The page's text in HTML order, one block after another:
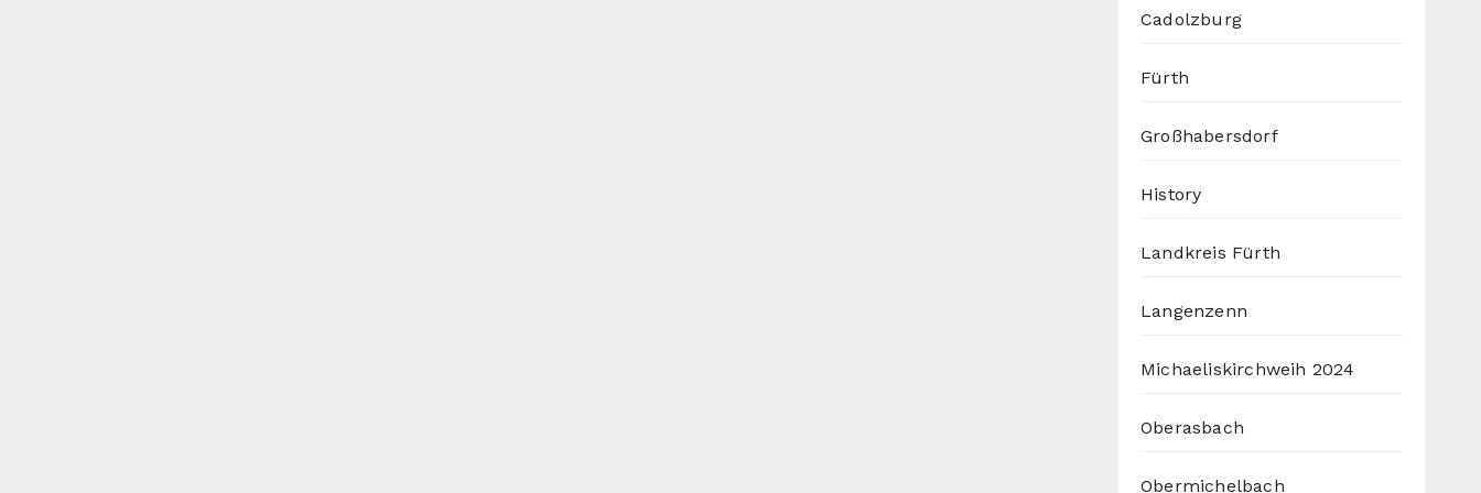
Cadolzburg
Fürth
Großhabersdorf
History
Landkreis Fürth
Langenzenn
Michaeliskirchweih 2024
Oberasbach
Obermichelbach